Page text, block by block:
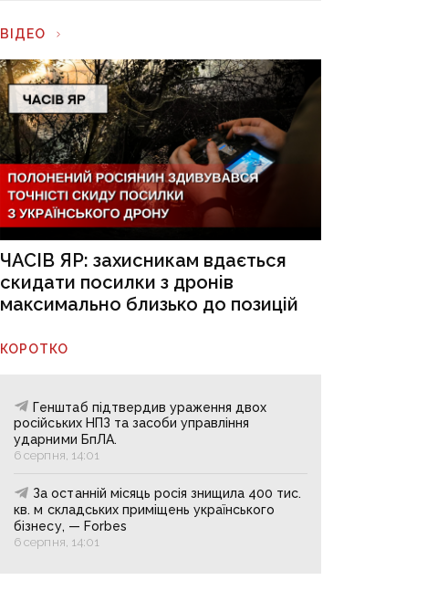
ВІДЕО
ЧАСІВ ЯР: захисникам вдається
скидати посилки з дронів
максимально близько до позицій
КОРОТКО
Генштаб підтвердив ураження двох
російських НПЗ та засоби управління
ударними БпЛА.
6 серпня, 14:01
За останній місяць росія знищила 400 тис.
кв. м складських приміщень українського
бізнесу, — Forbes
6 серпня, 14:01